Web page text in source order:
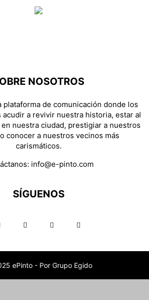
NOSOTROS
plataforma de comunicación donde los
a revivir nuestra historia, estar al
nuestra ciudad, prestigiar a nuestros
conocer a nuestros vecinos más
carismáticos.
info@e-pinto.com
SÍGUENOS
ePinto - Por Grupo Egido